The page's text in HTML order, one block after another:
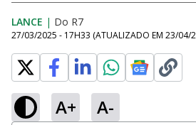
LANCE | Do R7
27/03/2025 - 17H33 (ATUALIZADO EM 23/04/
A+ A-